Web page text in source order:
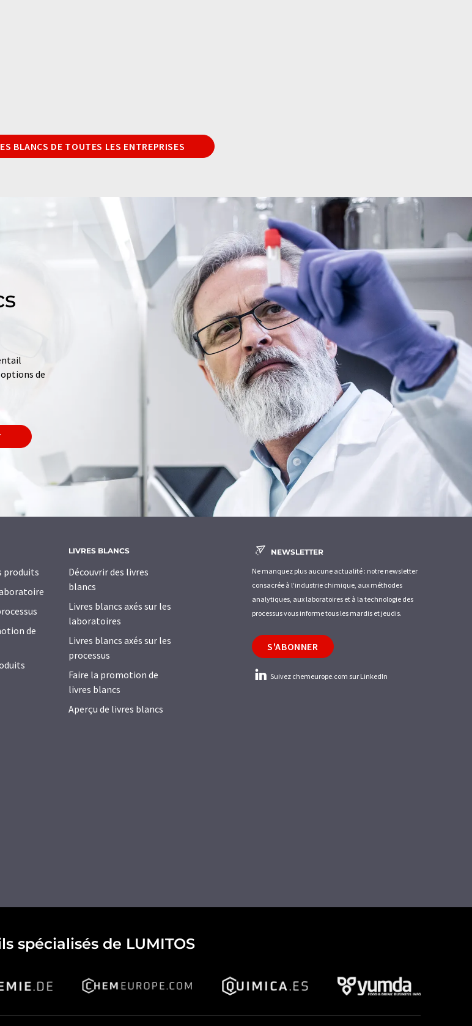
BLANCS DE TOUTES LES ENTREPRISES
de
produits
de
LIVRES BLANCS
Découvrir des livres
blancs
Livres blancs axés sur les
laboratoires
Livres blancs axés sur les
processus
Faire la promotion de
livres blancs
Aperçu de livres blancs
NEWSLETTER
Ne manquez plus aucune actualité : notre newsletter
consacrée à l'industrie chimique, aux méthodes
analytiques, aux laboratoires et à la technologie des
processus vous informe tous les mardis et jeudis.
S'ABONNER
Suivez chemeurope.com sur LinkedIn
spécialisés de LUMITOS